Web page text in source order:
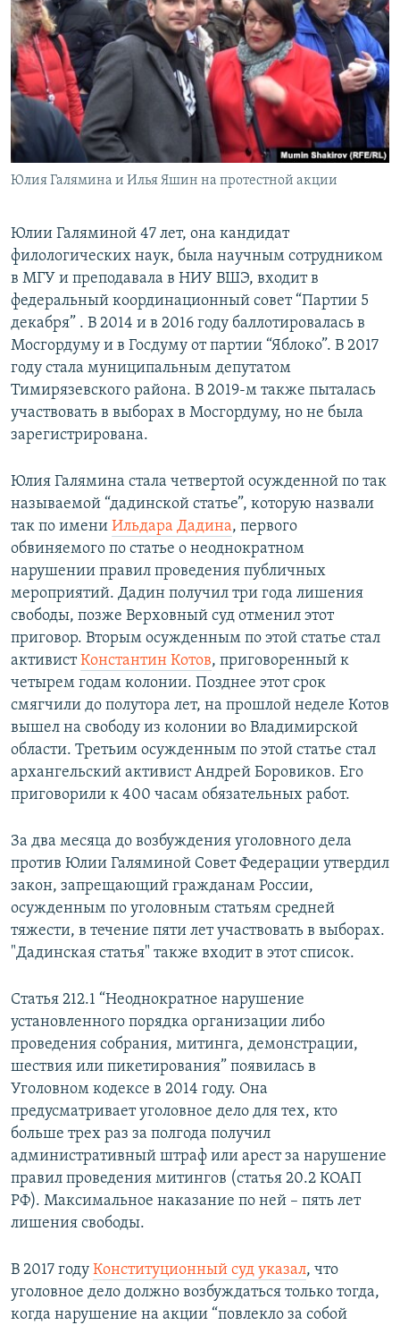
Юлия Галямина и Илья Яшин на протестной акции
Юлии Галяминой 47 лет, она кандидат
филологических наук, была научным сотрудником
в МГУ и преподавала в НИУ ВШЭ, входит в
федеральный координационный совет “Партии 5
декабря” . В 2014 и в 2016 году баллотировалась в
Мосгордуму и в Госдуму от партии “Яблоко”. В 2017
году стала муниципальным депутатом
Тимирязевского района. В 2019-м также пыталась
участвовать в выборах в Мосгордуму, но не была
зарегистрирована.
Юлия Галямина стала четвертой осужденной по так
называемой “дадинской статье”, которую назвали
так по имени Ильдара Дадина, первого
обвиняемого по статье о неоднократном
нарушении правил проведения публичных
мероприятий. Дадин получил три года лишения
свободы, позже Верховный суд отменил этот
приговор. Вторым осужденным по этой статье стал
активистКонстантин Котов, приговоренный к
четырем годам колонии. Позднее этот срок
смягчили до полутора лет, на прошлой неделе Котов
вышел на свободу из колонии во Владимирской
области. Третьим осужденным по этой статье стал
архангельский активист Андрей Боровиков. Его
приговорили к 400 часам обязательных работ.
За два месяца до возбуждения уголовного дела
против Юлии Галяминой Совет Федерации утвердил
закон, запрещающий гражданам России,
осужденным по уголовным статьям средней
тяжести, в течение пяти лет участвовать в выборах.
"Дадинская статья" также входит в этот список.
Статья 212.1 “Неоднократное нарушение
установленного порядка организации либо
проведения собрания, митинга, демонстрации,
шествия или пикетирования” появилась в
Уголовном кодексе в 2014 году. Она
предусматривает уголовное дело для тех, кто
больше трех раз за полгода получил
административный штраф или арест за нарушение
правил проведения митингов (статья 20.2 КОАП
РФ). Максимальное наказание по ней – пять лет
лишения свободы.
В 2017 году Конституционный суд указал, что
уголовное дело должно возбуждаться только тогда,
когда нарушение на акции “повлекло за собой